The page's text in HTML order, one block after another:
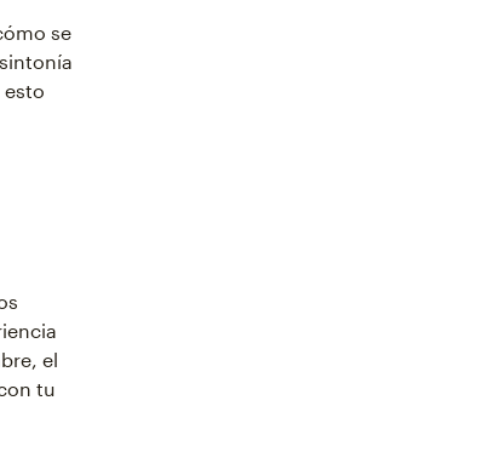
se
esto
el
tu